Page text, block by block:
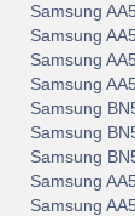
Samsung
Samsung
Samsung
Samsung
Samsung
Samsung
Samsung
Samsung
Samsung